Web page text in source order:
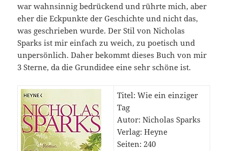
war wahnsinnig bedrückend und rührte mich, aber
eher die Eckpunkte der Geschichte und nicht das,
was geschrieben wurde. Der Stil von Nicholas
Sparks ist mir einfach zu weich, zu poetisch und
unpersönlich. Daher bekommt dieses Buch von mir
3 Sterne, da die Grundidee eine sehr schöne ist.
Titel: Wie ein einziger
Tag
Autor: Nicholas Sparks
Verlag: Heyne
Seiten: 240